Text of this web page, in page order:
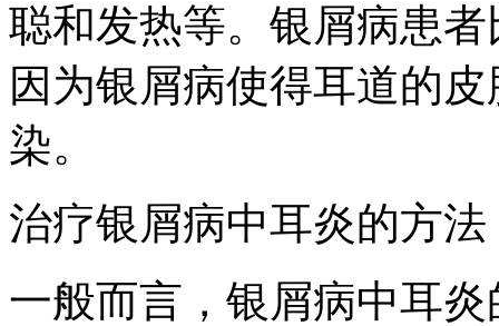
聪和发热等。银屑病患
因为银屑病使得耳道的
染。
治疗银屑病中耳炎的方法
一般而言，银屑病中耳